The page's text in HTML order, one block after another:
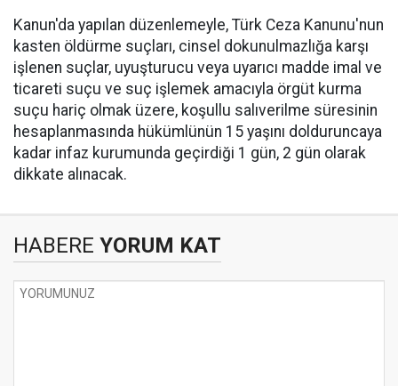
Kanun'da yapılan düzenlemeyle, Türk Ceza Kanunu'nun
kasten öldürme suçları, cinsel dokunulmazlığa karşı
işlenen suçlar, uyuşturucu veya uyarıcı madde imal ve
ticareti suçu ve suç işlemek amacıyla örgüt kurma
suçu hariç olmak üzere, koşullu salıverilme süresinin
hesaplanmasında hükümlünün 15 yaşını dolduruncaya
kadar infaz kurumunda geçirdiği 1 gün, 2 gün olarak
dikkate alınacak.
HABERE YORUM KAT